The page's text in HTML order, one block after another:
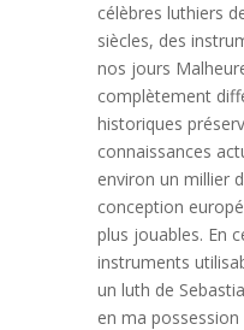
célèbres luthiers
siècles, des
nos jours
complètement
historiques
connaissances
environ un millier
conception
plus jouables. En
instruments
un luth de
en ma possession